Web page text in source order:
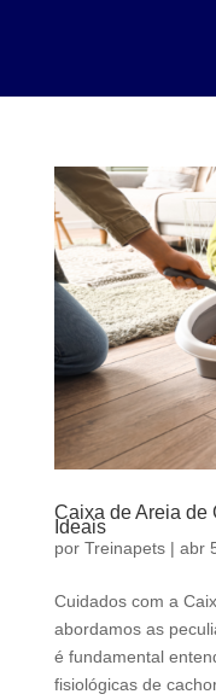
Caixa de Areia de
Ideais
por Treinapets| abr
Cuidados com a
abordamos as
é fundamental
fisiológicas de